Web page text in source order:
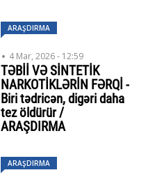
ARAŞDIRMA
4 Mar, 2026 - 12:59
TƏBİİ VƏ SİNTETİK
NARKOTİKLƏRİN FƏRQİ -
Biri tədricən, digəri daha
tez öldürür /
ARAŞDIRMA
ARAŞDIRMA